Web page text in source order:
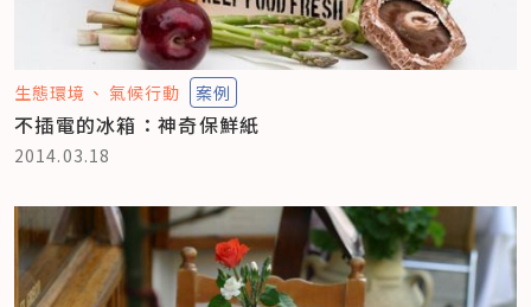
生態環境 氣候行動 案例
不插電的冰箱：神奇保鮮紙
2014.03.18